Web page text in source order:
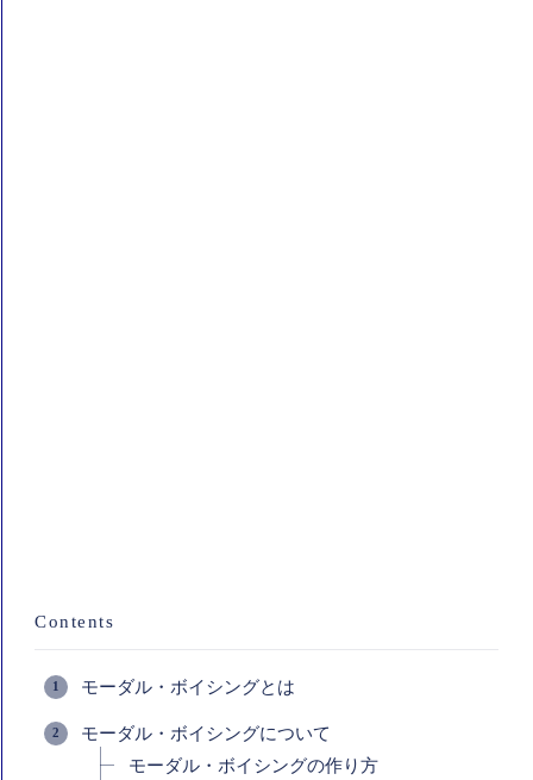
Contents
モーダル・ボイシングとは
モーダル・ボイシングについて
モーダル・ボイシングの作り方